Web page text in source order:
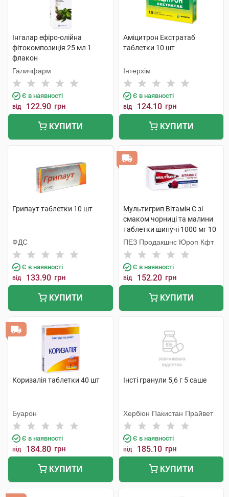
Інгалар ефіро-олійна
фітокомпозиція 25 мл 1
флакон
Галичфарм
Є в наявності
від 122.90 грн
КУПИТИ
Аміцитрон Екстратаб
таблетки 10 шт
Інтерхім
Є в наявності
від 124.10 грн
КУПИТИ
Грипаут таблетки 10 шт
ФДС
Є в наявності
від 133.90 грн
КУПИТИ
Мультигрип Вітамін С зі
смаком чорниці та малини
таблетки шипучі 1000 мг 10
шт
ПЕЗ Продакшнс Юроп Кфт
Є в наявності
від 152.20 грн
КУПИТИ
Коризалія таблетки 40 шт
Буарон
Є в наявності
від 184.80 грн
КУПИТИ
Інсті гранули 5,6 г 5 саше
Хербіон Пакистан Прайвет
Є в наявності
від 185.10 грн
КУПИТИ